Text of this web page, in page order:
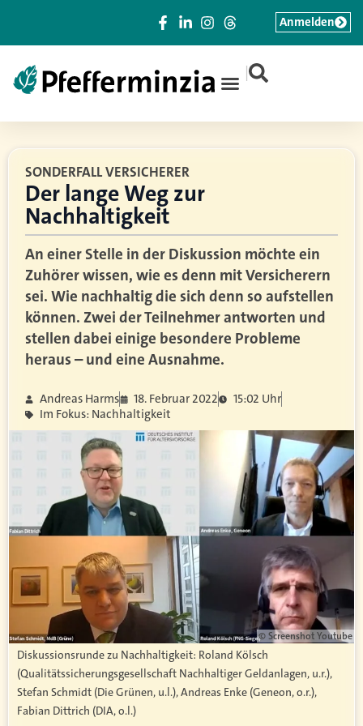
|
Anmelden
SONDERFALL VERSICHERER
Der lange Weg zur
Nachhaltigkeit
An einer Stelle in der Diskussion möchte ein
Zuhörer wissen, wie es denn mit Versicherern
sei. Wie nachhaltig die sich denn so aufstellen
können. Zwei der Teilnehmer antworten und
stellen dabei einige besondere Probleme
heraus – und eine Ausnahme.
Andreas Harms 18. Februar 2022
15:02 Uhr
Im Fokus: Nachhaltigkeit
© Screenshot Youtube
Diskussionsrunde zu Nachhaltigkeit: Roland Kölsch
(Qualitätssicherungsgesellschaft Nachhaltiger Geldanlagen, u.r.),
Stefan Schmidt (Die Grünen, u.l.), Andreas Enke (Geneon, o.r.),
Fabian Dittrich (DIA, o.l.)